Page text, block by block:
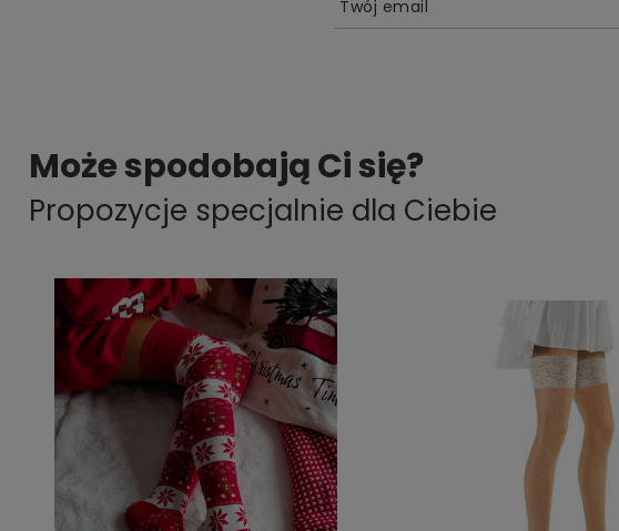
Twój email
Może spodobają Ci się?
Propozycje specjalnie dla Ciebie